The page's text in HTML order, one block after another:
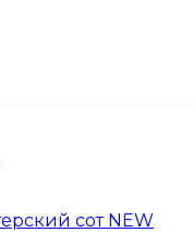
сот NEW